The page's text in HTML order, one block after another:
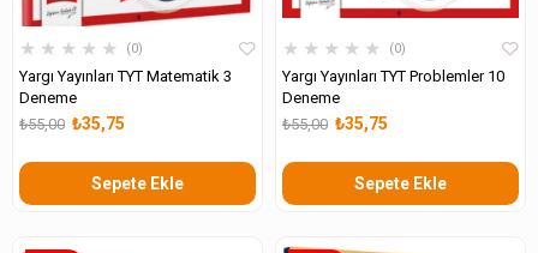
★ ★ ★ ★ ★ 0
Yargı Yayınları TYT Matematik 3
Deneme
₺35,75
₺55,00
Sepete Ekle
★ ★ ★ ★ ★ 0
Yargı Yayınları TYT Problemler 10
Deneme
₺35,75
₺55,00
Sepete Ekle